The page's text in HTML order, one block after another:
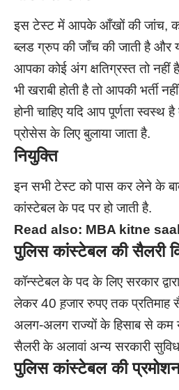
इस टेस्ट में आपके आँखों की जांच,
ब्लड ग्रुप की जाँच की जाती है और
आपका कोई अंग क्षतिग्रस्त तो नहीं
भी खराबी होती है तो आपकी भर्ती
होनी चाहिए यदि आप पूर्णता
प्रोसेस के लिए बुलाया जाता है.
नियुक्ति
इन सभी टेस्ट को पास कर लेने के
कांस्टेबल के पद पर हो जाती है.
Read also: MBA kitne
पुलिस कांस्टेबल की सैलरी
कॉन्स्टेबल के पद के लिए सरकार
लेकर 40 ह़जार रुपए तक प्रतिमाह
अलग-अलग राज्यों के हिसाब से कम
सैलरी के अलावां अन्य सरकारी
पुलिस कांस्टेबल की